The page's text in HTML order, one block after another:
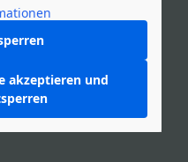
akzeptieren und